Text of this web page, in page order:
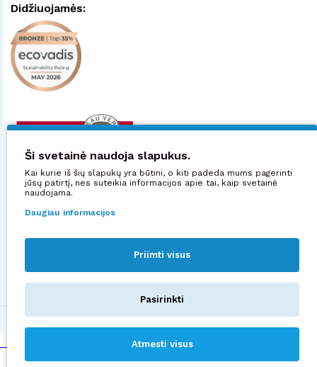
Didžiuojamės:
Sekite mus:
©2026 UAB "Manjana".Privatumo politika
NEXINNO.TECH
Ši svetainė naudoja slapukus.
Kai kurie iš šių slapukų yra būtini, o kiti padeda mums pagerinti
jūsų patirtį, nes suteikia informacijos apie tai, kaip svetainė
naudojama.
Daugiau informacijos
Priimti visus
Pasirinkti
Atmesti visus